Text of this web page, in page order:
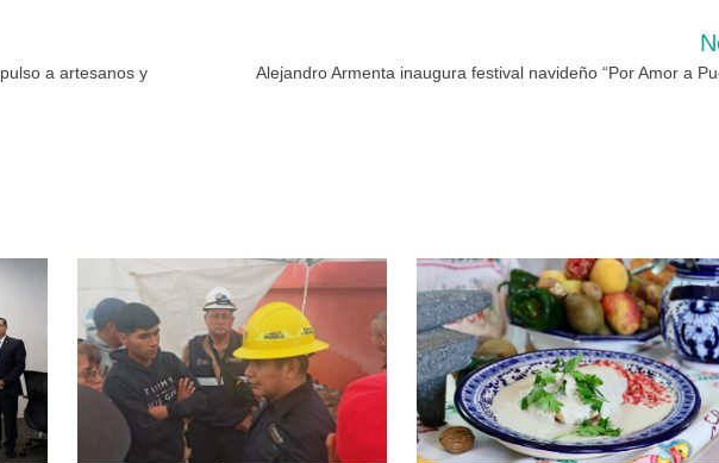
a artesanos y
Alejandro Armenta inaugura festival navideño “Por Amor a